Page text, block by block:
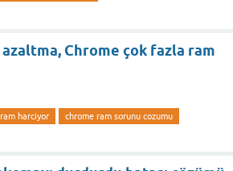
Chrome çok fazla ram
harciyor
chrome ram sorunu cozumu